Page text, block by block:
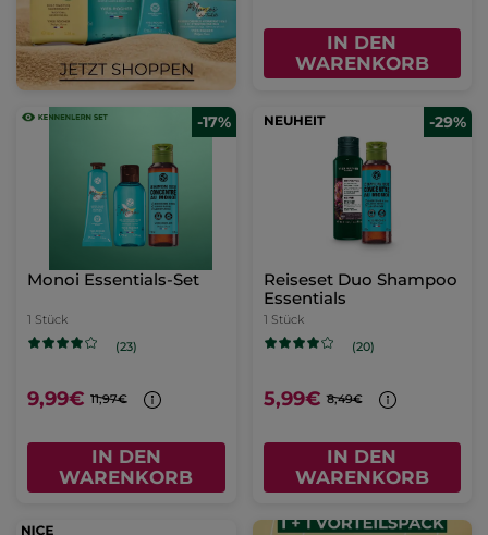
IN DEN
WARENKORB
-17%
Monoi Essentials-Set
1 Stück
(23)
9,99€ 11,97€
IN DEN
WARENKORB
NEUHEIT -29%
Reiseset Duo Shampoo
Essentials
1 Stück
(20)
5,99€ 8,49€
IN DEN
WARENKORB